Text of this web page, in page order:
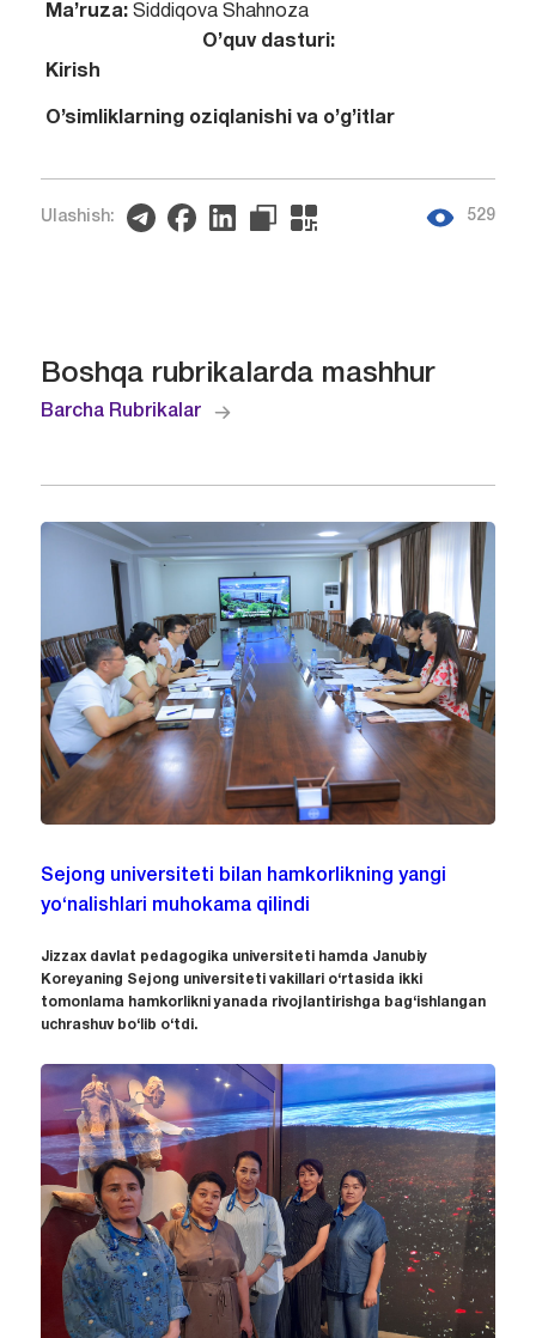
Ma’ruza:Siddiqova Shahnoza
O’quv dasturi:
Kirish
O’simliklarning oziqlanishi va o’g’itlar
Ulashish: 529
Boshqa rubrikalarda mashhur
Barcha Rubrikalar
Sejong universiteti bilan hamkorlikning yangi
yo‘nalishlari muhokama qilindi
Jizzax davlat pedagogika universiteti hamda Janubiy
Koreyaning Sejong universiteti vakillari o‘rtasida ikki
tomonlama hamkorlikni yanada rivojlantirishga bag‘ishlangan
uchrashuv bo‘lib o‘tdi.